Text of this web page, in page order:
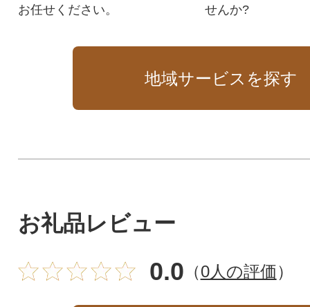
お任せください。
せんか?
地域サービスを探す
お礼品レビュー
0.0 （0人の評価）